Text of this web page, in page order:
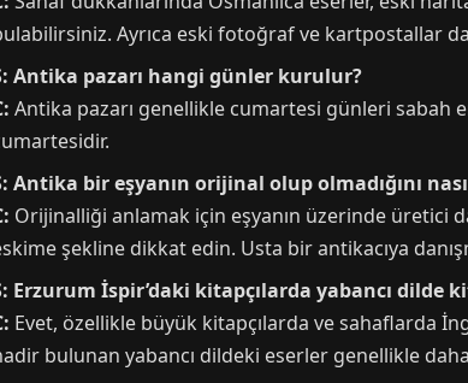
Ayrıca eski fotoğraf ve kartpostallar
Antika pazarı hangi günler kurulur?
Antika pazarı genellikle cumartesi günleri sabah
Antika bir eşyanın orijinal olup olmadığını
Orijinalliği anlamak için eşyanın üzerinde üretici
şekline dikkat edin. Usta bir antikacıya
Erzurum İspir’daki kitapçılarda yabancı dilde
Evet, özellikle büyük kitapçılarda ve sahaflarda
bulunan yabancı dildeki eserler genellikle daha